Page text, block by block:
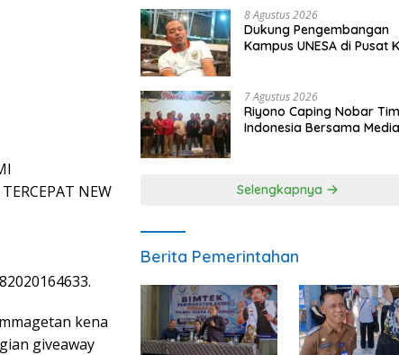
NEW
kena
giveaway
8 Agustus 2026
Dukung Pengembangan
Kampus UNESA di Pusat
Magetan
7 Agustus 2026
Riyono Caping Nobar
Indonesia Bersama
Selengkapnya
Berita Pemerintahan